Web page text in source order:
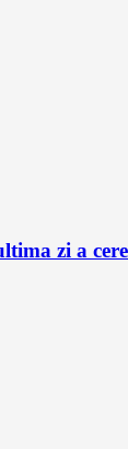
zi a